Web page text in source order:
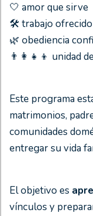
🤍 amor que sirve
🛠️ trabajo ofrecido
🌿 obediencia
👨‍👩‍👧‍👦 unidad
Este programa
matrimonios,
comunidades
entregar su vida
El objetivo es
vínculos y